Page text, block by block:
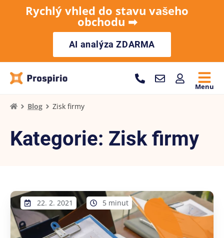
Rychlý vhled do stavu vašeho
obchodu ➡︎
AI analýza ZDARMA
Menu
Blog Zisk firmy
Kategorie: Zisk firmy
22. 2. 2021 5 minut